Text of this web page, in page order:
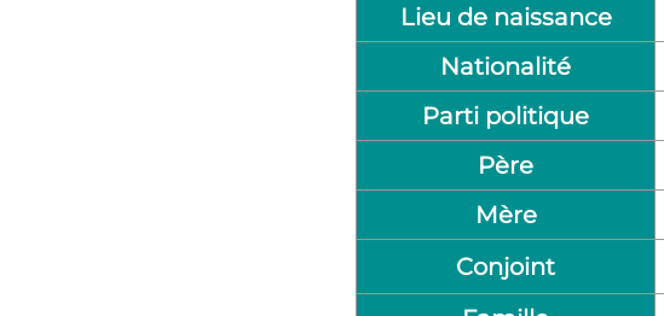
Lieu de naissance
Nationalité
Parti politique
Père
Mère
Conjoint